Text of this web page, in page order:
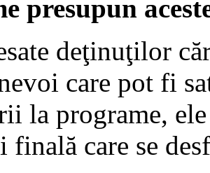
presupun
deţinuţilor
care pot fi
la programe,
finală care se